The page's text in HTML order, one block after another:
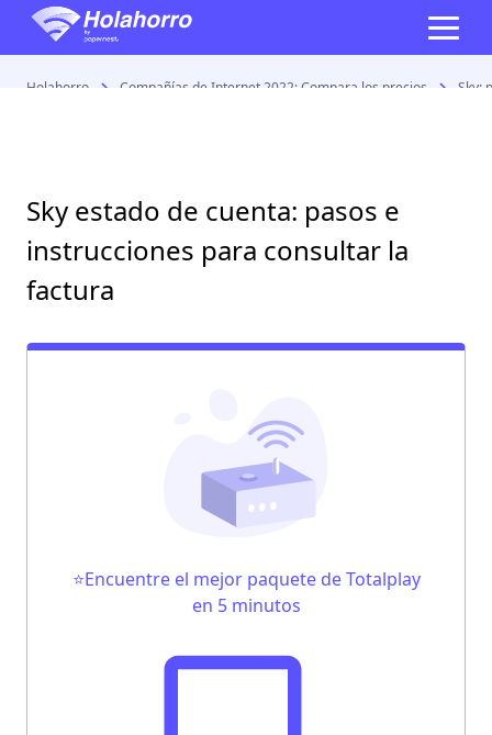
Holahorro Compañías de Internet 2022: Compara los precios Sky:
Sky estado de cuenta: pasos e
instrucciones para consultar la
factura
⭐Encuentre el mejor paquete de Totalplay
en 5 minutos